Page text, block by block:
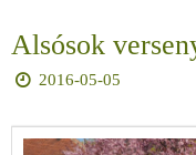
Alsósok
2016-05-05